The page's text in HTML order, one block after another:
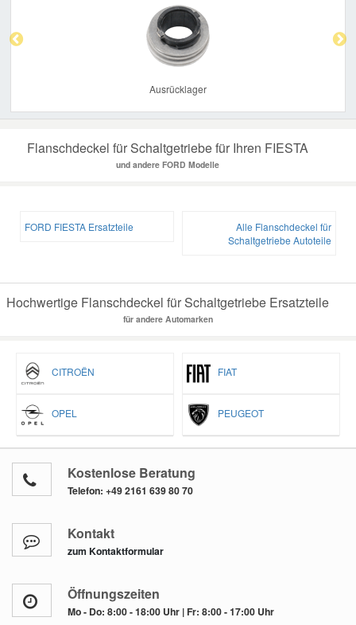
Ausrücklager
Flanschdeckel für Schaltgetriebe für Ihren FIESTA
und andere FORD Modelle
FORD FIESTA Ersatzteile
Alle Flanschdeckel für
Schaltgetriebe Autoteile
Hochwertige Flanschdeckel für Schaltgetriebe Ersatzteile
für andere Automarken
CITROËN FIAT
OPEL PEUGEOT
Kostenlose Beratung
Telefon: +49 2161 639 80 70
Kontakt
zum Kontaktformular
Öffnungszeiten
Mo - Do: 8:00 - 18:00 Uhr | Fr: 8:00 - 17:00 Uhr
Porsche Ersatzteile
Skoda Ersatzteile
Smart Ersatzteile
Vauxhall Ersatzteile